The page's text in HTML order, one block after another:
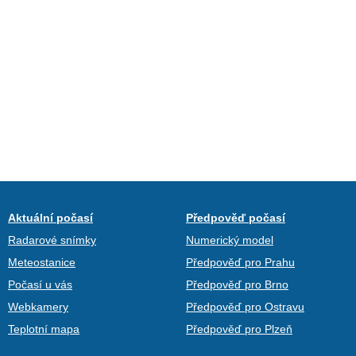
Aktuální počasí
Radarové snímky
Meteostanice
Počasí u vás
Webkamery
Teplotní mapa
Předpověď počasí
Numerický model
Předpověď pro Prahu
Předpověď pro Brno
Předpověď pro Ostravu
Předpověď pro Plzeň